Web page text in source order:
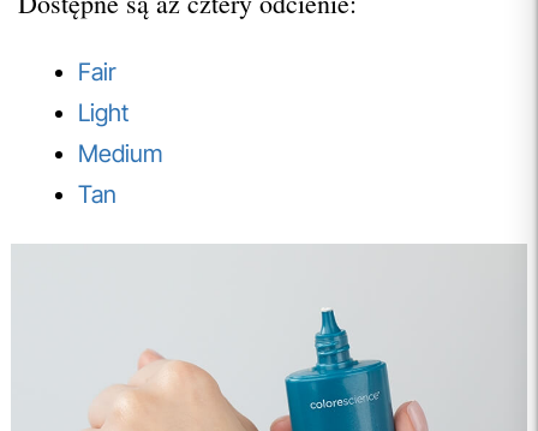
Fair
Light
Medium
Tan